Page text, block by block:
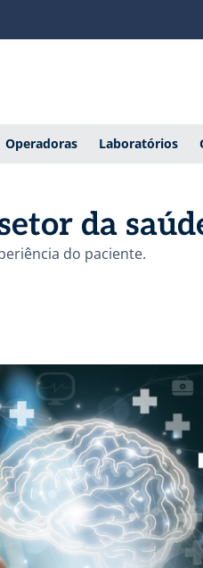
Operadoras Laboratórios
da
do paciente.